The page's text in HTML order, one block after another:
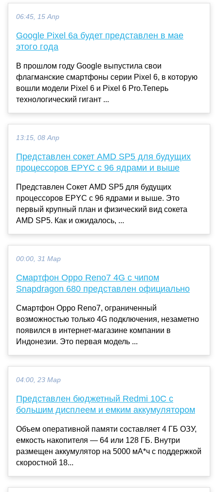
06:45, 15 Апр
Google Pixel 6a будет представлен в мае
этого года
В прошлом году Google выпустила свои
флагманские смартфоны серии Pixel 6, в которую
вошли модели Pixel 6 и Pixel 6 Pro.Теперь
технологический гигант ...
13:15, 08 Апр
Представлен сокет AMD SP5 для будущих
процессоров EPYC с 96 ядрами и выше
Представлен Сокет AMD SP5 для будущих
процессоров EPYC с 96 ядрами и выше. Это
первый крупный план и физический вид сокета
AMD SP5. Как и ожидалось, ...
00:00, 31 Мар
Смартфон Oppo Reno7 4G с чипом
Snapdragon 680 представлен официально
Смартфон Oppo Reno7, ограниченный
возможностью только 4G подключения, незаметно
появился в интернет-магазине компании в
Индонезии. Это первая модель ...
04:00, 23 Мар
Представлен бюджетный Redmi 10C с
большим дисплеем и емким аккумулятором
Объем оперативной памяти составляет 4 ГБ ОЗУ,
емкость накопителя — 64 или 128 ГБ. Внутри
размещен аккумулятор на 5000 мА*ч с поддержкой
скоростной 18...